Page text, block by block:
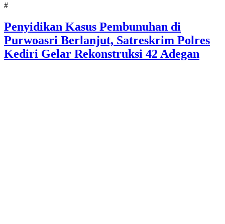
#
Penyidikan Kasus Pembunuhan di
Purwoasri Berlanjut, Satreskrim Polres
Kediri Gelar Rekonstruksi 42 Adegan